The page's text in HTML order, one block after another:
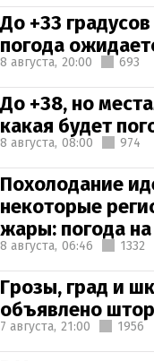
До +33
погода
8 августа, 20:00 693
До +38, но
какая будет
8 августа, 08:00 974
Похолодание
некоторые
жары: погода на
8 августа, 06:46 1332
Грозы, град и
объявлено
7 августа, 21:00 1956